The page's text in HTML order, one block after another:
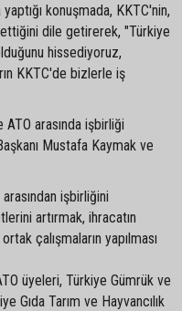
konuşmada, KKTC'nin,
dile getirerek, "Türkiye
hissediyoruz,
KKTC'de bizlerle iş
arasında işbirliği
Mustafa Kaymak ve
işbirliğini
artırmak, ihracatın
çalışmaların yapılması
üyeleri, Türkiye Gümrük ve
Gıda Tarım ve Hayvancılık